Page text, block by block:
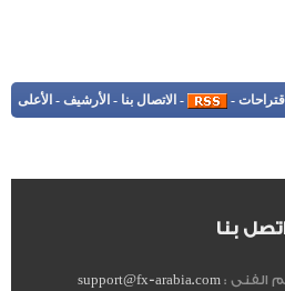
-
- الاتصال بنا - الأرشيف - الأعلى
اتصل بنا
الفنى :support@fx-arabia.com